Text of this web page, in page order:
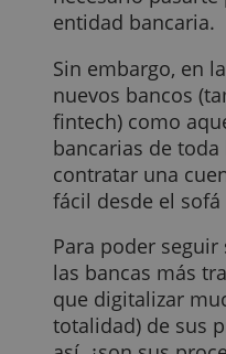
una cuenta
necesario
entidad
Sin embargo,
nuevos bancos
fintech) como
bancarias de
contratar una
fácil desde el